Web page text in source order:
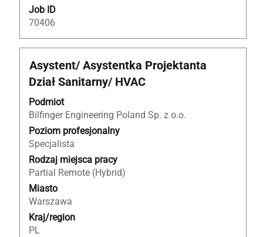
Job ID
70406
Tytuł
Asystent/ Asystentka Projektanta
Dział Sanitarny/ HVAC
Podmiot
Bilfinger Engineering Poland Sp. z o.o.
Poziom profesjonalny
Specjalista
Rodzaj miejsca pracy
Partial Remote (Hybrid)
Miasto
Warszawa
Kraj/region
PL
Zaznacz
za
pomocą
spacji,
aby
wyświetlić
pełną
treść
danych
oferty
pracy.